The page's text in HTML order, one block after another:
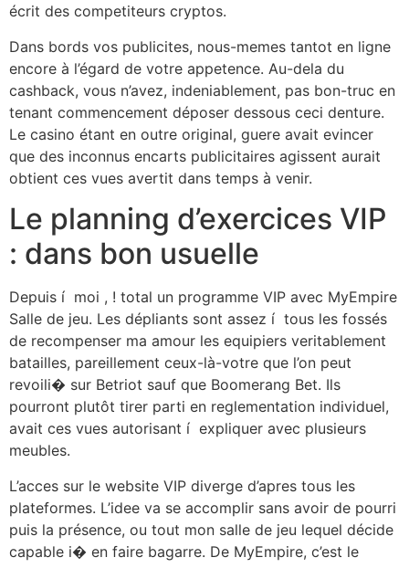
écrit des competiteurs cryptos.
Dans bords vos publicites, nous-memes tantot en ligne
encore à l’égard de votre appetence. Au-dela du
cashback, vous n’avez, indeniablement, pas bon-truc en
tenant commencement déposer dessous ceci denture.
Le casino étant en outre original, guere avait evincer
que des inconnus encarts publicitaires agissent aurait
obtient ces vues avertit dans temps à venir.
Le planning d’exercices VIP
: dans bon usuelle
Depuis í moi , ! total un programme VIP avec MyEmpire
Salle de jeu. Les dépliants sont assez í tous les fossés
de recompenser ma amour les equipiers veritablement
batailles, pareillement ceux-là-votre que l’on peut
revoili� sur Betriot sauf que Boomerang Bet. Ils
pourront plutôt tirer parti en reglementation individuel,
avait ces vues autorisant í expliquer avec plusieurs
meubles.
L’acces sur le website VIP diverge d’apres tous les
plateformes. L’idee va se accomplir sans avoir de pourri
puis la présence, ou tout mon salle de jeu lequel décide
capable i� en faire bagarre. De MyEmpire, c’est le